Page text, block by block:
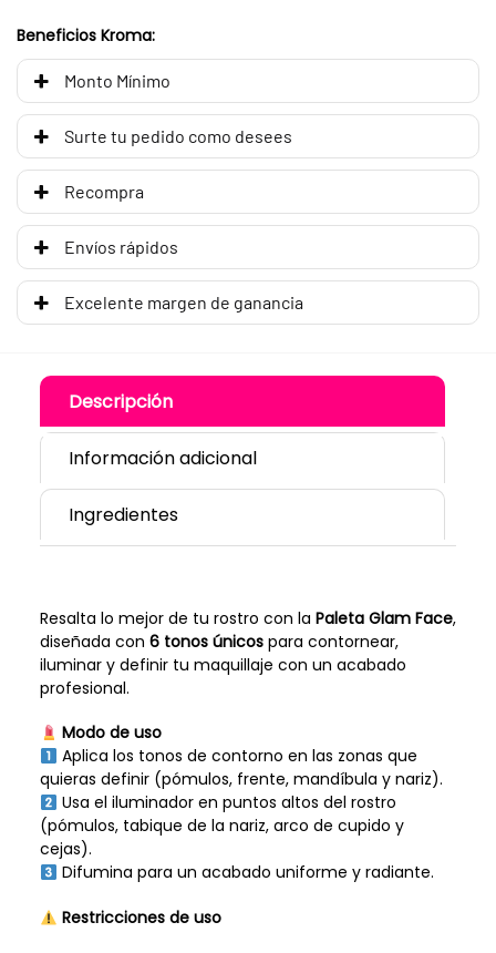
Beneficios Kroma:
Monto Mínimo
Surte tu pedido como desees
Recompra
Envíos rápidos
Excelente margen de ganancia
Descripción
Información adicional
Ingredientes
Resalta lo mejor de tu rostro con la Paleta Glam Face,
diseñada con 6 tonos únicospara contornear,
iluminar y definir tu maquillaje con un acabado
profesional.
Modo de uso
Aplica los tonos de contorno en las zonas que
quieras definir (pómulos, frente, mandíbula y nariz).
Usa el iluminador en puntos altos del rostro
(pómulos, tabique de la nariz, arco de cupido y
cejas).
Difumina para un acabado uniforme y radiante.
Restricciones de uso